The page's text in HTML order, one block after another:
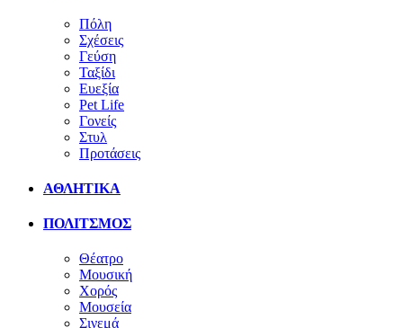
Πόλη
Σχέσεις
Γεύση
Ταξίδι
Ευεξία
Pet Life
Γονείς
Στυλ
Προτάσεις
ΑΘΛΗΤΙΚΑ
ΠΟΛΙΤΣΜΟΣ
Θέατρο
Μουσική
Χορός
Μουσεία
Σινεμά